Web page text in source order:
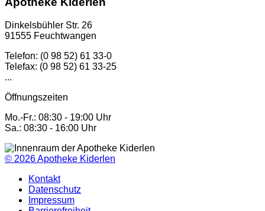
Dinkelsbühler Str. 26
91555 Feuchtwangen
Telefon: (0 98 52) 61 33-0
Telefax: (0 98 52) 61 33-25
...
Öffnungszeiten
Mo.-Fr.: 08:30 - 19:00 Uhr
Sa.: 08:30 - 16:00 Uhr
© 2026Apotheke Kiderlen
Kontakt
Datenschutz
Impressum